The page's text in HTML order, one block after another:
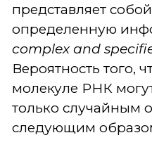
представляет
определенную
complex and
Вероятность того,
молекуле РНК
только случайным
следующим